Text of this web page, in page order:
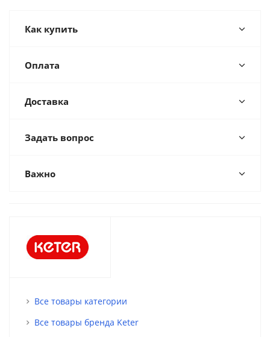
Как купить
Оплата
Доставка
Задать вопрос
Важно
Все товары категории
Все товары бренда Keter